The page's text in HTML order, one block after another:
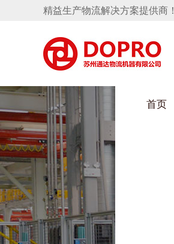
精益生产物流解决方案提供商！
首页
HULUWAIN葫芦娃下载最污架
变速箱托盘 保险杠料架
轮胎架
冲压件料架
仪表盘料架
转向机料架
消声器料架
手推车
网箱
隐藏式马桶水箱支架
汽车行业
卫浴行业